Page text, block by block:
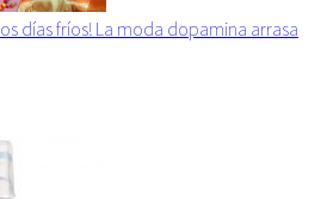
días fríos! La moda dopamina arrasa